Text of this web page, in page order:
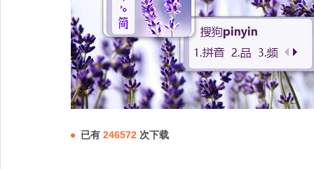
已有 246572 次下载